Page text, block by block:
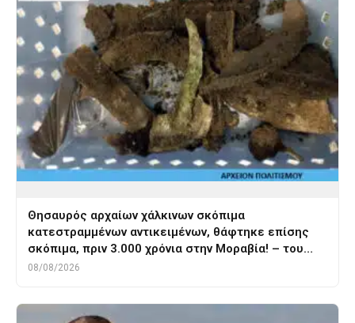
Θησαυρός αρχαίων χάλκινων σκόπιμα
κατεστραμμένων αντικειμένων, θάφτηκε επίσης
σκόπιμα, πριν 3.000 χρόνια στην Μοραβία! – του…
08/08/2026